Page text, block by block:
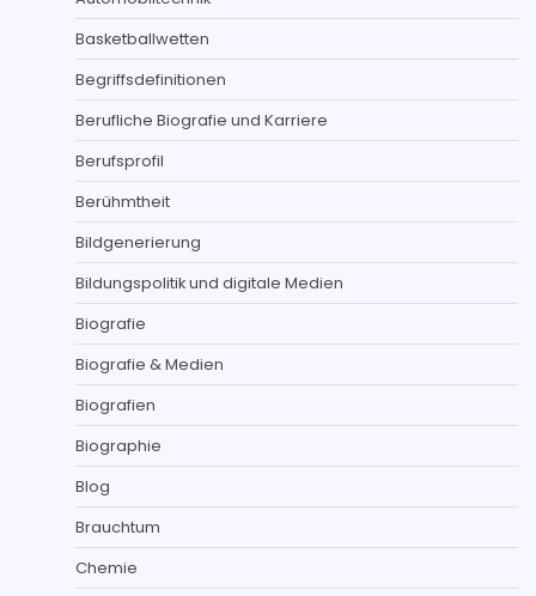
Basketballwetten
Begriffsdefinitionen
Berufliche Biografie und Karriere
Berufsprofil
Berühmtheit
Bildgenerierung
Bildungspolitik und digitale Medien
Biografie
Biografie & Medien
Biografien
Biographie
Blog
Brauchtum
Chemie